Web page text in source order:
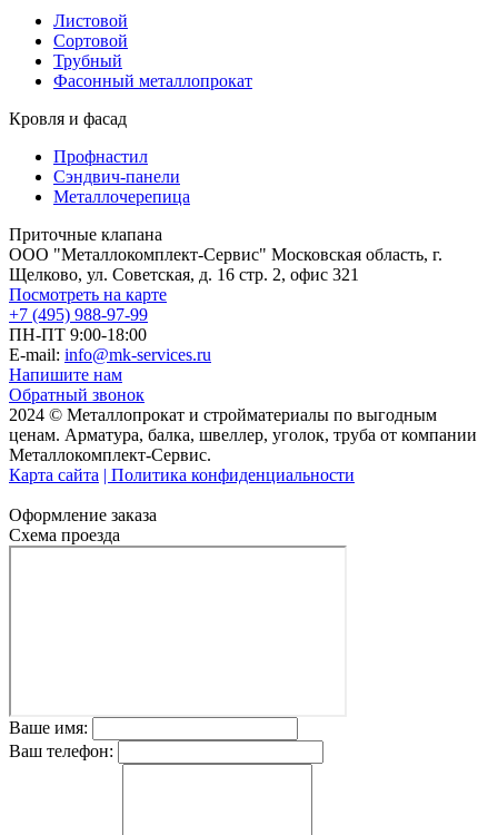
Листовой
Сортовой
Трубный
Фасонный металлопрокат
Кровля и фасад
Профнастил
Сэндвич-панели
Металлочерепица
Приточные клапана
ООО "Металлокомплект-Сервис" Московская область, г.
Щелково, ул. Советская, д. 16 стр. 2, офис 321
Посмотреть на карте
+7 (495) 988-97-99
ПН-ПТ 9:00-18:00
E-mail: info@mk-services.ru
Напишите нам
Обратный звонок
2024 © Металлопрокат и стройматериалы по выгодным
ценам. Арматура, балка, швеллер, уголок, труба от компании
Металлокомплект-Сервис.
Карта сайта | Политика конфиденциальности
Оформление заказа
Схема проезда
Ваше имя:
Ваш телефон: